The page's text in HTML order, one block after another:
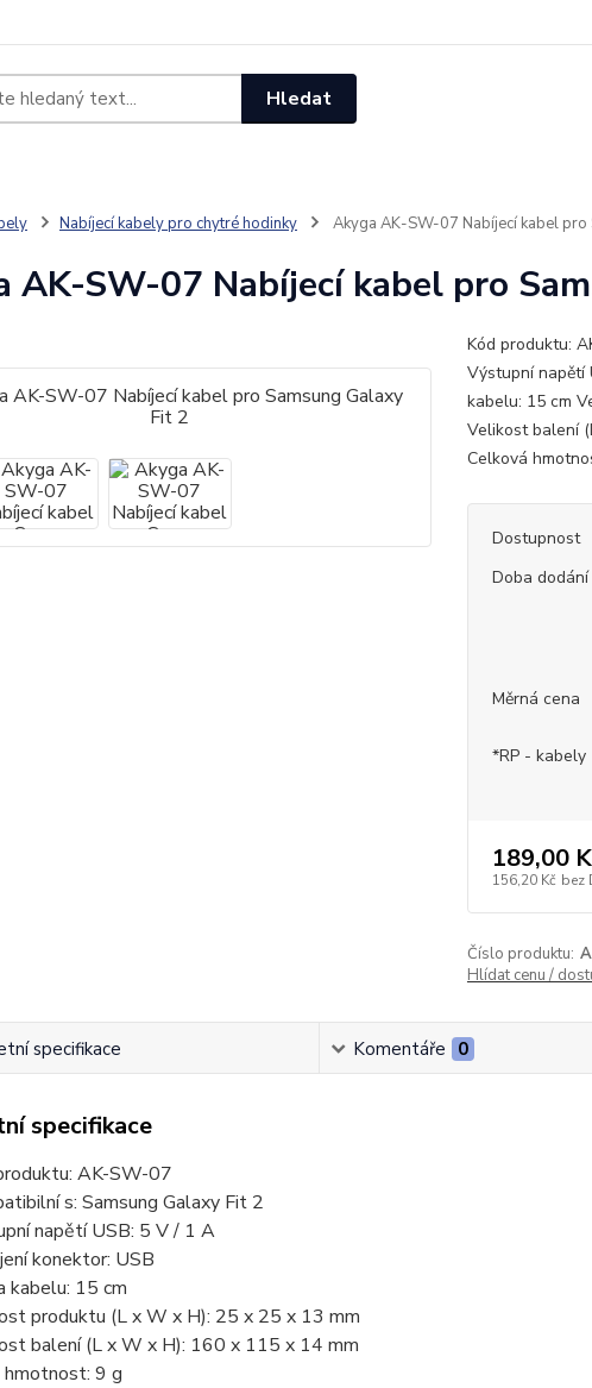
Hledat
Nabíjecí kabely pro chytré hodinky Akyga AK-SW-07 Nabíjecí kabel pro
AK-SW-07 Nabíjecí kabel pro
Kód produktu:
Výstupní napětí
kabelu: 15 cm
Velikost balení
Celková
Dostupnost
Doba dodání
Měrná cena
*RP - kabely
189,00
156,20 Kč bez
Číslo produktu:
Hlídat cenu /
specifikace Komentáře 0
specifikace
AK-SW-07
s: Samsung Galaxy Fit 2
napětí USB: 5 V / 1 A
konektor: USB
kabelu: 15 cm
produktu (L x W x H): 25 x 25 x 13 mm
balení (L x W x H): 160 x 115 x 14 mm
hmotnost: 9 g